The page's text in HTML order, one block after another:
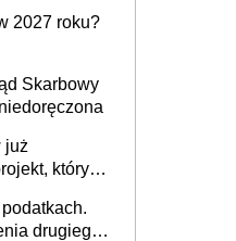
2027 roku?
Skarbowy
już
który
drugiego